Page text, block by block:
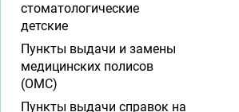
стоматологические
детские
Пункты выдачи и замены
медицинских полисов
(ОМС)
Пункты выдачи справок на